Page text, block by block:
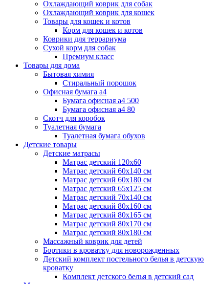
Охлаждающий коврик для собак
Охлаждающий коврик для кошек
Товары для кошек и котов
Корм для кошек и котов
Коврики для террариума
Сухой корм для собак
Премиум класс
Товары для дома
Бытовая химия
Стиральный порошок
Офисная бумага а4
Бумага офисная а4 500
Бумага офисная а4 80
Скотч для коробок
Туалетная бумага
Туалетная бумага обухов
Детские товары
Детские матрасы
Матрас детский 120х60
Матрас детский 60х140 см
Матрас детский 60х180 см
Матрас детский 65х125 см
Матрас детский 70х140 см
Матрас детский 80х160 см
Матрас детский 80х165 см
Матрас детский 80х170 см
Матрас детский 80х180 см
Массажный коврик для детей
Бортики в кроватку для новорожденных
Детский комплект постельного белья в детскую
кроватку
Комплект детского белья в детский сад